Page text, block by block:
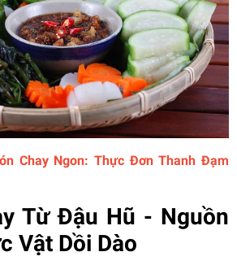
Chay Ngon: Thực Đơn Thanh Đạm
Từ Đậu Hũ - Nguồn
Vật Dồi Dào